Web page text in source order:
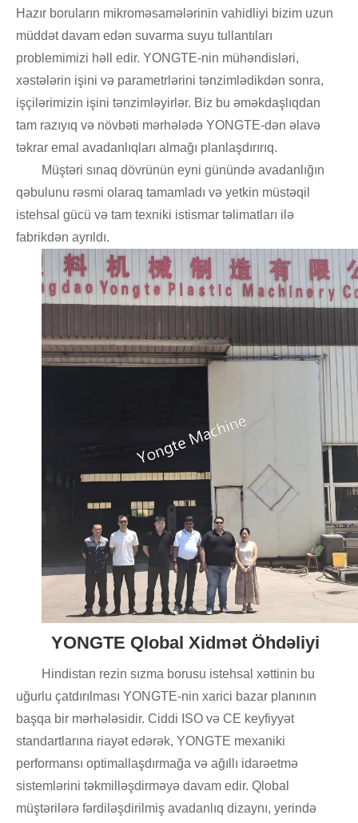
Hazır boruların mikroməsamələrinin vahidliyi bizim uzun
müddət davam edən suvarma suyu tullantıları
problemimizi həll edir. YONGTE-nin mühəndisləri,
xəstələrin işini və parametrlərini tənzimlədikdən sonra,
işçilərimizin işini tənzimləyirlər. Biz bu əməkdaşlıqdan
tam razıyıq və növbəti mərhələdə YONGTE-dən əlavə
təkrar emal avadanlıqları almağı planlaşdırırıq.
Müştəri sınaq dövrünün eyni günündə avadanlığın
qəbulunu rəsmi olaraq tamamladı və yetkin müstəqil
istehsal gücü və tam texniki istismar təlimatları ilə
fabrikdən ayrıldı.
YONGTE Qlobal Xidmət Öhdəliyi
Hindistan rezin sızma borusu istehsal xəttinin bu
uğurlu çatdırılması YONGTE-nin xarici bazar planının
başqa bir mərhələsidir. Ciddi ISO və CE keyfiyyət
standartlarına riayət edərək, YONGTE mexaniki
performansı optimallaşdırmağa və ağıllı idarəetmə
sistemlərini təkmilləşdirməyə davam edir. Qlobal
müştərilərə fərdiləşdirilmiş avadanlıq dizaynı, yerində